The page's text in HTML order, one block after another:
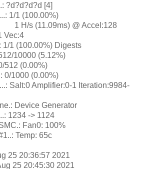
?d?d?d?d [4]
1/1 (100.00%)
1 H/s (11.09ms) @ Accel:128
Vec:4
1/1 (100.00%) Digests
10000 (5.12%)
512 (0.00%)
0/1000 (0.00%)
Salt:0 Amplifier:0-1 Iteration:9984-
Device Generator
1234 -> 1124
Fan0: 100%
Temp: 65c
25 20:36:57 2021
25 20:45:30 2021